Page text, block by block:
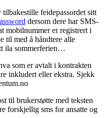
feidepassordet sitt
dersom dere har SMS-
mobilnummer er registrert i
til med å håndtere alle
ila sommerferien…
som er avtalt i kontrakten
inkludert eller ekstra. Sjekk
til brukerstøtte med teksten
forskjellig sms for ansatte og